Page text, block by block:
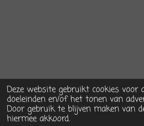
Deze website gebruikt cookies voor
doeleinden en/of het tonen van
Door gebruik te blijven maken van
hiermee akkoord.